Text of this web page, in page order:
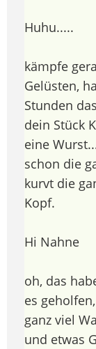
Huhu.....
kämpfe
Gelüsten,
Stunden
dein Stück
eine
schon die
kurvt die
Kopf.
Hi Nahne
oh, das
es
ganz viel
und etwas